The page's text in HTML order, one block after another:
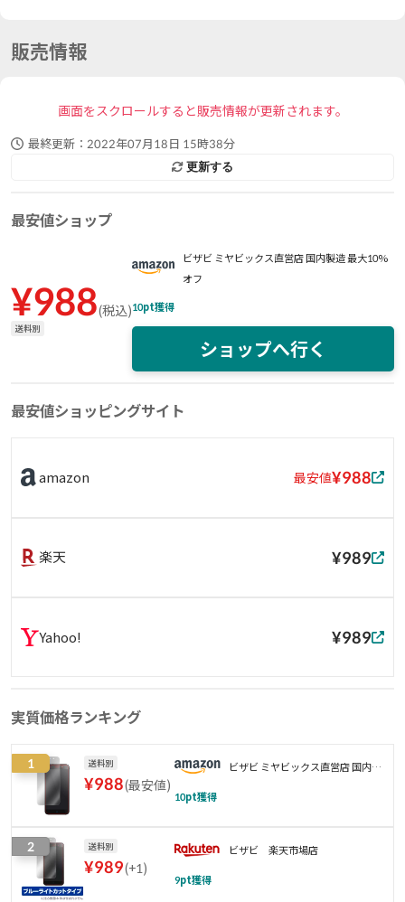
販売情報
画面をスクロールすると販売情報が更新されます。
最終更新： 2022年07月18日 15時38分
更新する
最安値ショップ
¥988(税込)
送料別
ビザビ ミヤビックス直営店 国内製造 最大10%
オフ
10pt獲得
ショップへ行く
最安値ショッピングサイト
amazon 最安値¥988
楽天 ¥989
Yahoo! ¥989
実質価格ランキング
1 送料別
¥988(最安値)
ビザビ ミヤビックス直営店 国内製
10pt獲得
2 送料別
¥989(+1)
ビザビ 楽天市場店
9pt獲得